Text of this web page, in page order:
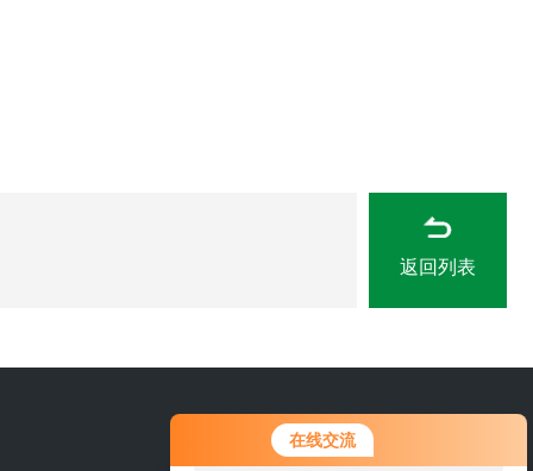
在线交流
您好！欢迎前来咨询，很高兴为您
服务，请问您要咨询什么问题呢？
返回列表
15666889815